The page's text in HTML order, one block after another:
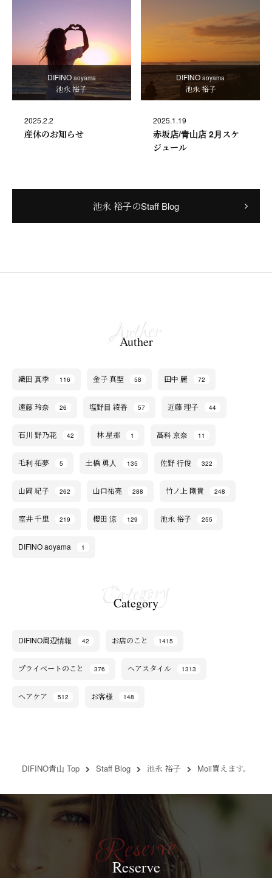
DIFINO aoyama
池永 裕子
2025.2.2
産休のお知らせ
DIFINO aoyama
池永 裕子
2025.1.19
赤坂店/青山店 2月スケ
ジュール
池永 裕子のStaff Blog
Auther
織田 真季 116 金子 真聖 58 田中 麗 72
遠藤 玲奈 26 塩野目 綾香 57 近藤 理子 44
石川 野乃花 42 林 星那 1 髙科 京奈 11
毛利 拓夢 5 土橋 勇人 135 佐野 行俊 322
山岡 紀子 262 山口祐亮 288 竹ノ上 剛貴 248
室井 千里 219 櫻田 涼 129 池永 裕子 255
DIFINO aoyama 1
Category
DIFINO周辺情報 42 お店のこと 1415
プライベートのこと 376 ヘアスタイル 1313
ヘアケア 512 お客様 148
DIFINO青山 Top Staff Blog 池永 裕子 Moii買えます。
Reserve